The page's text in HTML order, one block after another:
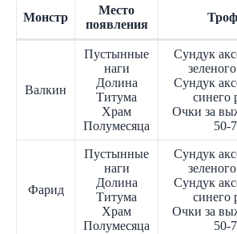
Монстр
Место
появления
Валкин
Пустынные
наги
Долина
Титума
Храм
Полумесяца
Сундук
Сундук
синего
Очки за
50-
Фарид
Пустынные
наги
Долина
Титума
Храм
Полумесяца
Сундук
Сундук
синего
Очки за
50-